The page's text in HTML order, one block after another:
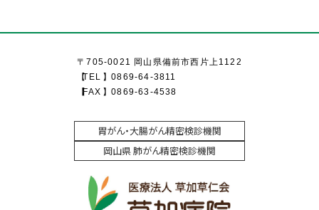
〒705-0021 岡山県備前市西片上1122
TEL
0869-64-3811
FAX
0869-63-4538
胃がん・大腸がん精密検診機関
岡山県 肺がん精密検診機関